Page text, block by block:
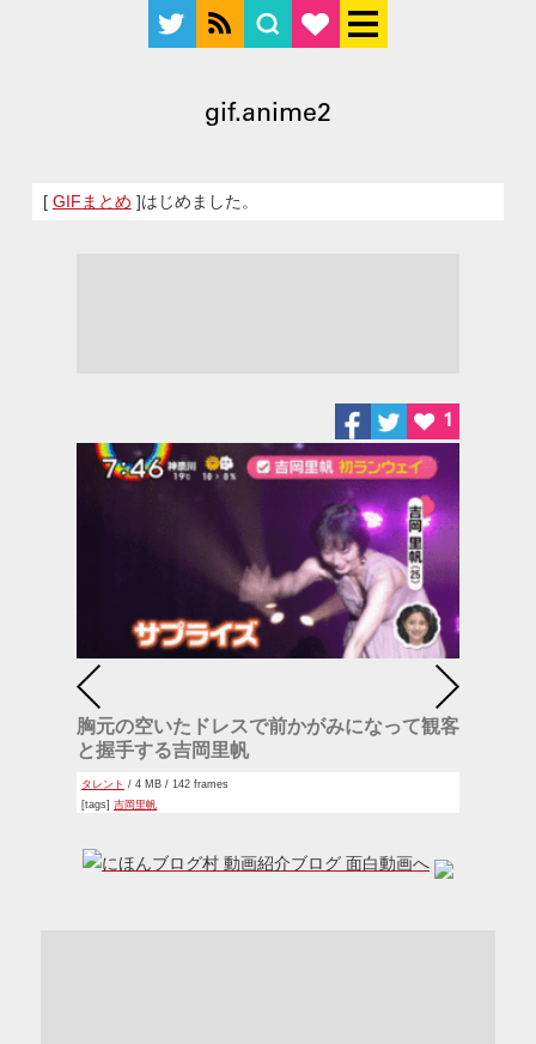
gif.anime2
[ GIFまとめ ]はじめました。
胸元の空いたドレスで前かがみになって観客
と握手する吉岡里帆
タレント / 4 MB / 142 frames
[tags] 吉岡里帆
1